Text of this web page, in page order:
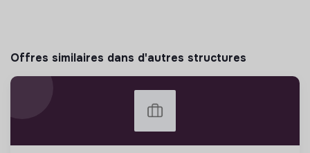
Offres similaires dans d'autres structures